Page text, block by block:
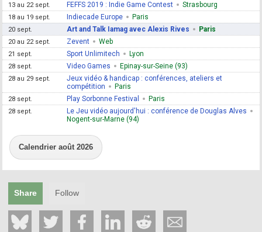
13 au 22 sept. FEFFS 2019 : Indie Game Contest Strasbourg
18 au 19 sept. Indiecade Europe Paris
20 sept. Art and Talk Iamag avec Alexis Rives Paris
20 au 22 sept. Zevent Web
21 sept. Sport Unlimitech Lyon
28 sept. Video Games Epinay-sur-Seine (93)
28 au 29 sept.
Jeux vidéo & handicap : conférences, ateliers et
compétition
Paris
28 sept. Play Sorbonne Festival Paris
28 sept.
Le Jeu vidéo aujourd'hui : conférence de Douglas Alves
Nogent-sur-Marne (94)
Calendrier août 2026
Share Follow